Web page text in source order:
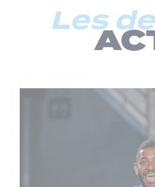
Les